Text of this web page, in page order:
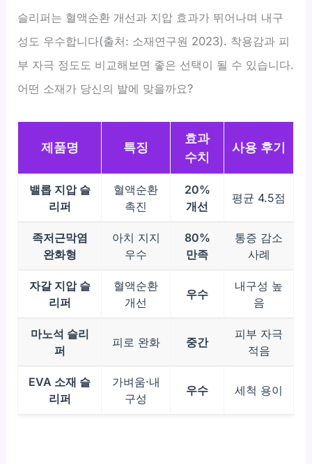
슬리퍼는 혈액순환 개선과 지압 효과가 뛰어나며 내구
성도 우수합니다(출처: 소재연구원 2023). 착용감과 피
부 자극 정도도 비교해보면 좋은 선택이 될 수 있습니다.
어떤 소재가 당신의 발에 맞을까요?
제품명 특징
효과
수치
사용 후기
밸롭 지압 슬
리퍼
혈액순환
촉진
20%
개선
평균 4.5점
족저근막염
완화형
아치 지지
우수
80%
만족
통증 감소
사례
자갈 지압 슬
리퍼
혈액순환
개선
우수
내구성 높
음
마노석 슬리
퍼
피로 완화 중간
피부 자극
적음
EVA 소재 슬
리퍼
가벼움·내
구성
우수 세척 용이